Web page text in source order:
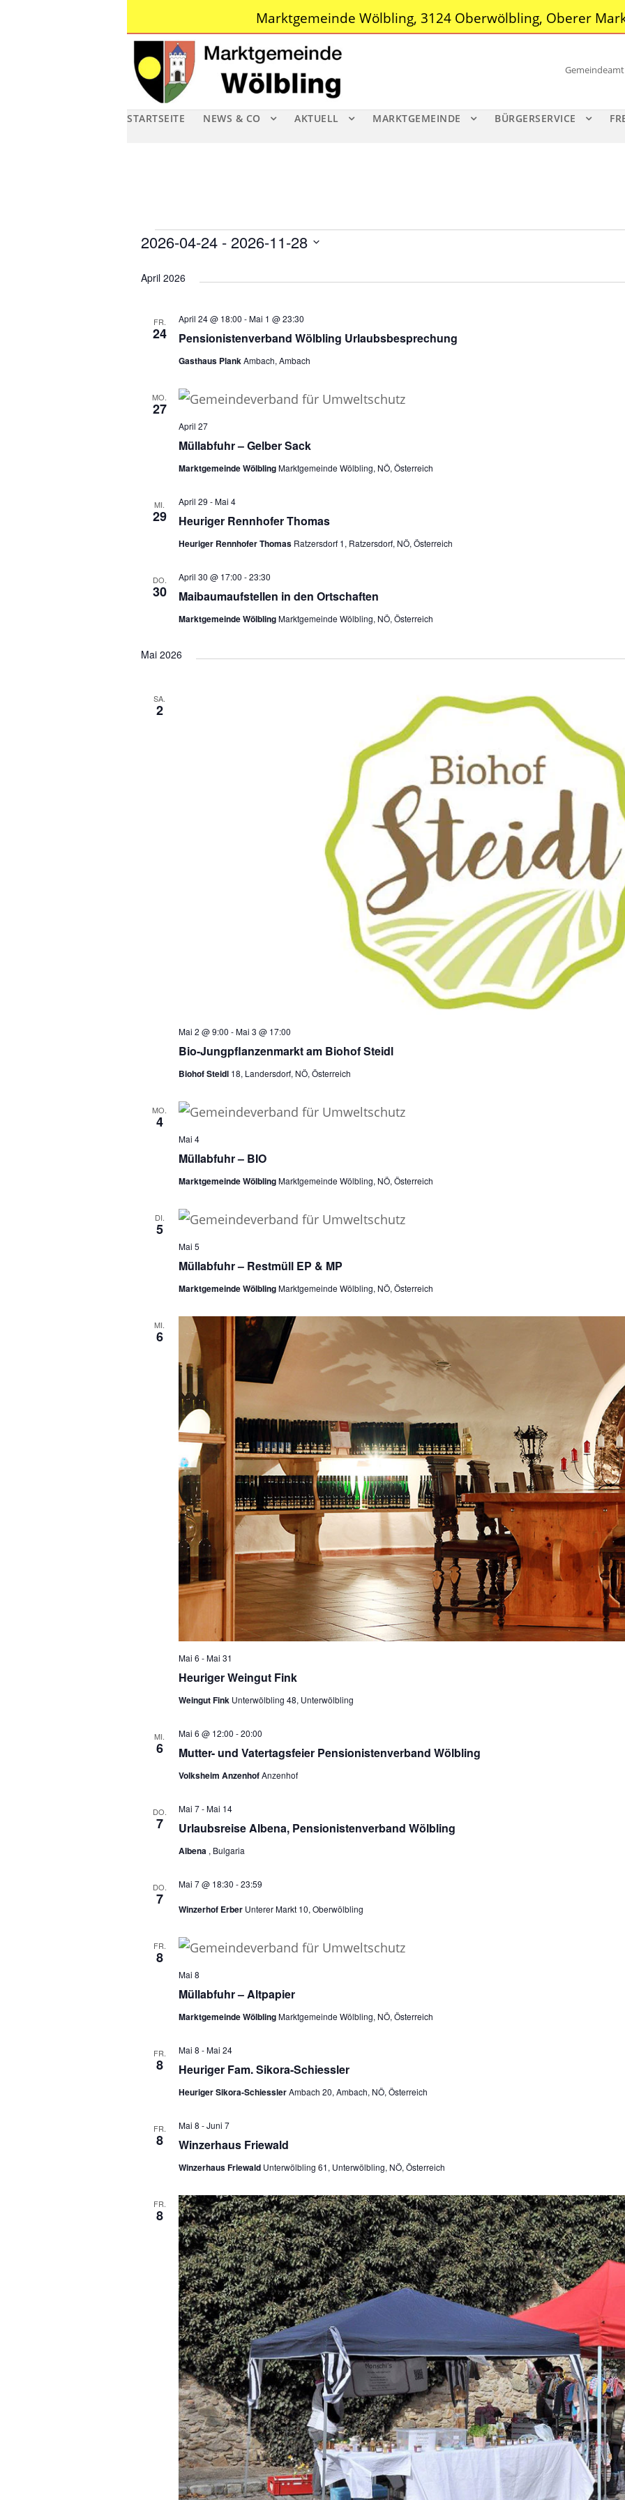
Marktgemeinde Wölbling, 3124 Oberwölbling, Oberer
STARTSEITE NEWS & CO AKTUELL MARKTGEMEINDE BÜRGERSERVICE
V
e
a
s
g
n
2026-04-24 - 2026-11-28
a
April 2026
FR.
24 Pensionistenverband Wölbling Urlaubsbesprechung
April 24 @ 18:00 -Mai 1 @ 23:30
Gasthaus PlankAmbach, Ambach
MO.
27
Müllabfuhr – Gelber Sack
April 27
Marktgemeinde WölblingMarktgemeinde Wölbling, NÖ, Österreich
MI.
29 Heuriger Rennhofer Thomas
April 29 -Mai 4
Heuriger Rennhofer Thomas Ratzersdorf 1, Ratzersdorf, NÖ, Österreich
DO.
30 Maibaumaufstellen in den Ortschaften
April 30 @ 17:00 -23:30
Marktgemeinde WölblingMarktgemeinde Wölbling, NÖ, Österreich
Mai 2026
SA.
2
Bio-Jungpflanzenmarkt am Biohof Steidl
Mai 2 @ 9:00 -Mai 3 @ 17:00
Biohof Steidl 18, Landersdorf, NÖ, Österreich
MO.
4
Müllabfuhr – BIO
Mai 4
Marktgemeinde WölblingMarktgemeinde Wölbling, NÖ, Österreich
DI.
5
Müllabfuhr – Restmüll EP & MP
Mai 5
Marktgemeinde WölblingMarktgemeinde Wölbling, NÖ, Österreich
MI.
6
Heuriger Weingut Fink
Mai 6 -Mai 31
Weingut Fink Unterwölbling 48, Unterwölbling
MI.
6 Mutter- und Vatertagsfeier Pensionistenverband Wölbling
Mai 6 @ 12:00 -20:00
Volksheim AnzenhofAnzenhof
DO.
7 Urlaubsreise Albena, Pensionistenverband Wölbling
Mai 7-Mai 14
Albena , Bulgaria
DO.
7
Mai 7 @ 18:30 -23:59
Winzerhof Erber Unterer Markt 10, Oberwölbling
FR.
8
Müllabfuhr – Altpapier
Mai 8
Marktgemeinde WölblingMarktgemeinde Wölbling, NÖ, Österreich
FR.
8 Heuriger Fam. Sikora-Schiessler
Mai 8 -Mai 24
Heuriger Sikora-SchiesslerAmbach 20, Ambach, NÖ, Österreich
FR.
8 Winzerhaus Friewald
Mai 8 -Juni 7
Winzerhaus Friewald Unterwölbling 61, Unterwölbling, NÖ, Österreich
FR.
8